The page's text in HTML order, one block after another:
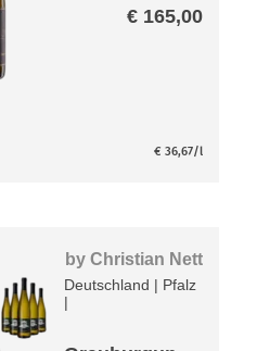
€165,00
€ 36,67/l
by Christian Nett
Deutschland | Pfalz
|